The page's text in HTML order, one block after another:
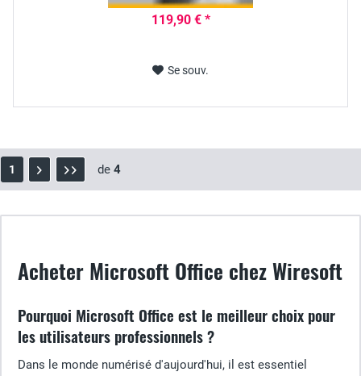
119,90 € *
Se souv.
1 de 4
Acheter Microsoft Office chez Wiresoft
Pourquoi Microsoft Office est le meilleur choix pour
les utilisateurs professionnels ?
Dans le monde numérisé d'aujourd'hui, il est essentiel